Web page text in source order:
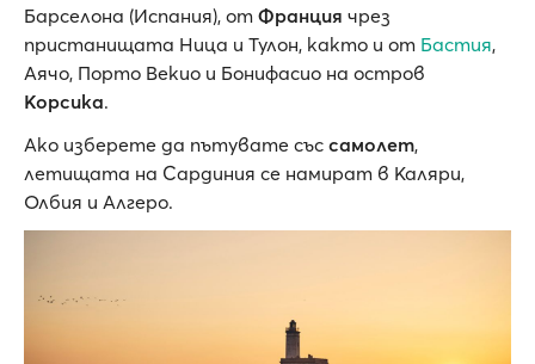
Барселона (Испания), от Франция чрез
пристанищата Ница и Тулон, както и от Бастия,
Аячо, Порто Векио и Бонифасио на остров
Корсика.
Ако изберете да пътувате със самолет,
летищата на Сардиния се намират в Каляри,
Олбия и Алгеро.